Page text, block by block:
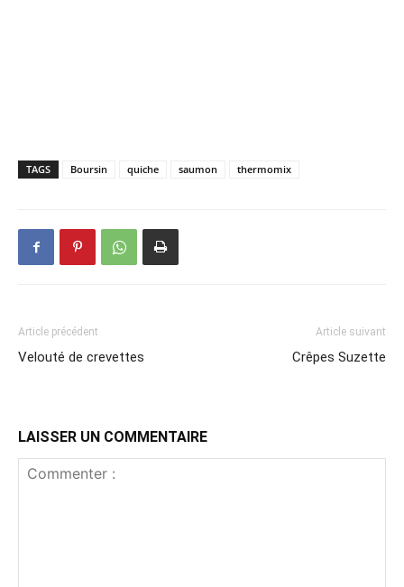
TAGS Boursin quiche saumon thermomix
Article précédent
Velouté de crevettes
Article suivant
Crêpes Suzette
LAISSER UN COMMENTAIRE